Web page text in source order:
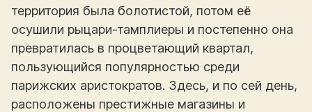
территория была болотистой, потом её
осушили рыцари-тамплиеры и постепенно она
превратилась в процветающий квартал,
пользующийся популярностью среди
парижских аристократов. Здесь, и по сей день,
расположены престижные магазины и